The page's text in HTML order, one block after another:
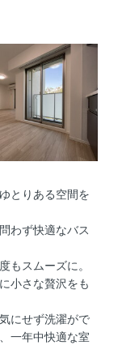
とりある空間を
わず快適なバス
もスムーズに。
小さな贅沢をも
にせず洗濯がで
一年中快適な室